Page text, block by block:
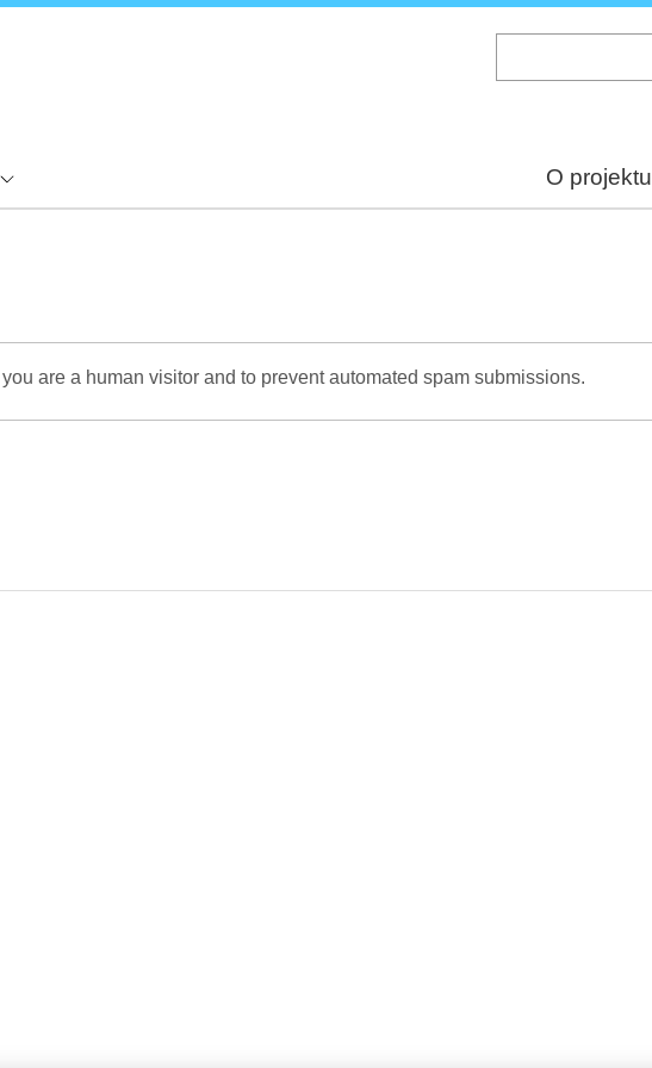
O projektu
are a human visitor and to prevent automated spam submissions.